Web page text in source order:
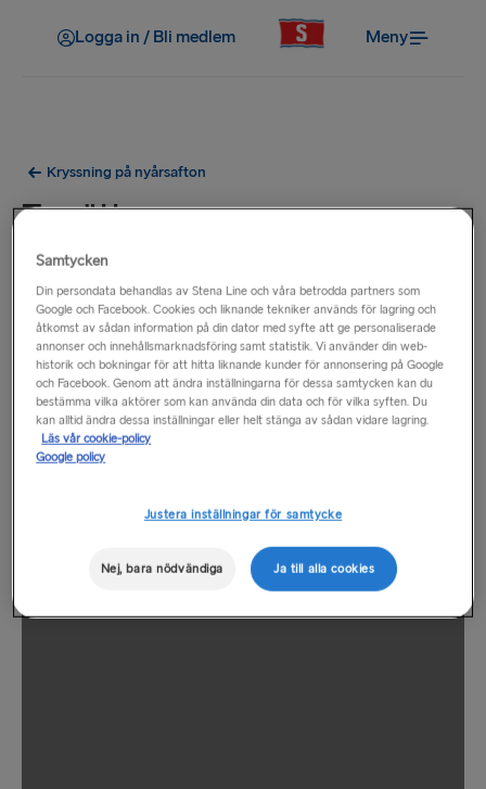
Logga in / Bli medlem Meny
Kryssning på nyårsafton
Trerättersmeny
Samtycken
Din persondata behandlas av Stena Line och våra betrodda partners som
Google och Facebook. Cookies och liknande tekniker används för lagring och
åtkomst av sådan information på din dator med syfte att ge personaliserade
annonser och innehållsmarknadsföring samt statistik. Vi använder din web-
historik och bokningar för att hitta liknande kunder för annonsering på Google
och Facebook. Genom att ändra inställningarna för dessa samtycken kan du
bestämma vilka aktörer som kan använda din data och för vilka syften. Du
kan alltid ändra dessa inställningar eller helt stänga av sådan vidare lagring.
Läs vår cookie-policy
Google policy
Justera inställningar för samtycke
Nej, bara nödvändiga Ja till alla cookies